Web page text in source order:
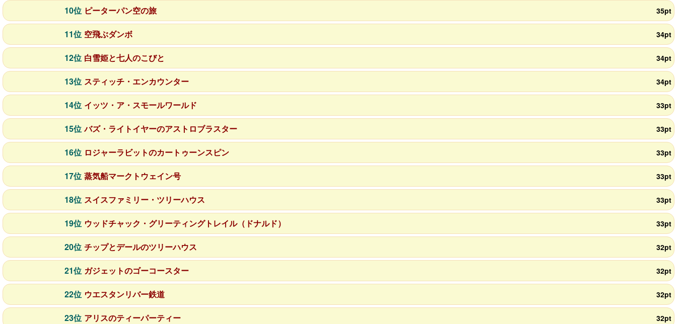
10位 ピーターパン空の旅 35pt
11位 空飛ぶダンボ 34pt
12位 白雪姫と七人のこびと 34pt
13位 スティッチ・エンカウンター 34pt
14位 イッツ・ア・スモールワールド 33pt
15位 バズ・ライトイヤーのアストロブラスター 33pt
16位 ロジャーラビットのカートゥーンスピン 33pt
17位 蒸気船マークトウェイン号 33pt
18位 スイスファミリー・ツリーハウス 33pt
19位 ウッドチャック・グリーティングトレイル（ドナルド） 33pt
20位 チップとデールのツリーハウス 32pt
21位 ガジェットのゴーコースター 32pt
22位 ウエスタンリバー鉄道 32pt
23位 アリスのティーパーティー 32pt